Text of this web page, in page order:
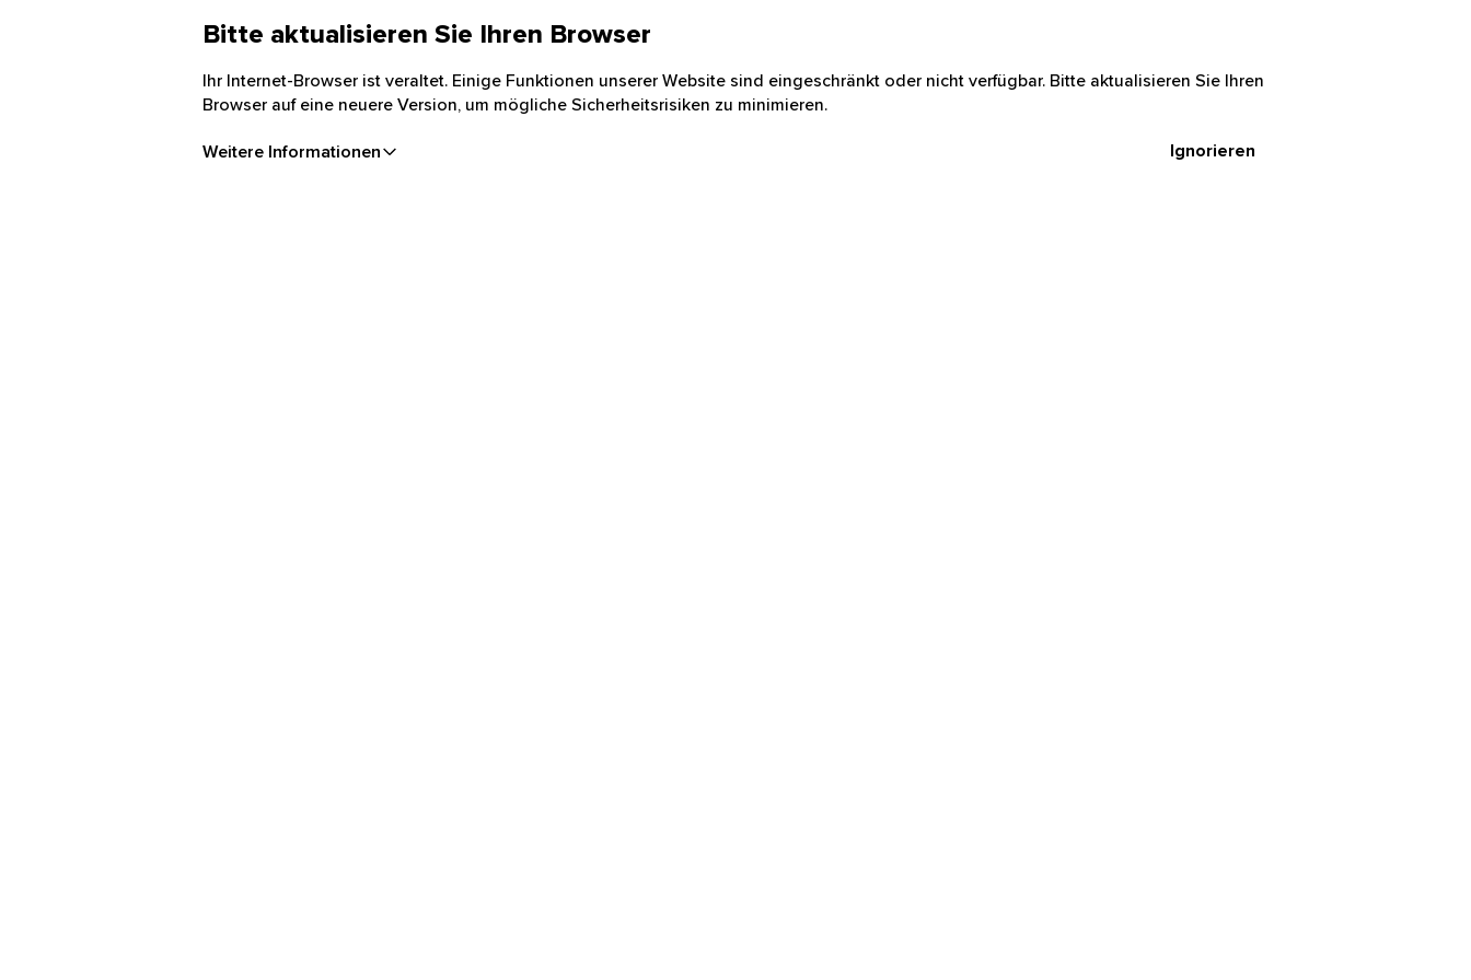
Bitte aktualisieren Sie Ihren Browser
Ihr Internet-Browser ist veraltet. Einige Funktionen unserer Website sind eingeschränkt oder nicht verfügbar. Bitte aktualisieren Sie Ihren
Browser auf eine neuere Version, um mögliche Sicherheitsrisiken zu minimieren.
Weitere Informationen Ignorieren